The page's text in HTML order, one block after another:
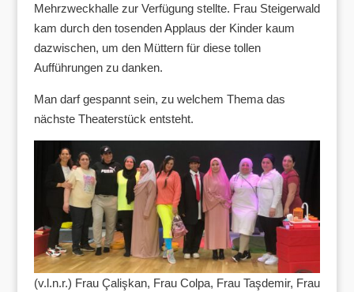
Mehrzweckhalle zur Verfügung stellte. Frau Steigerwald
kam durch den tosenden Applaus der Kinder kaum
dazwischen, um den Müttern für diese tollen
Aufführungen zu danken.
Man darf gespannt sein, zu welchem Thema das
nächste Theaterstück entsteht.
(v.l.n.r.) Frau Çalişkan, Frau Colpa, Frau Taşdemir, Frau